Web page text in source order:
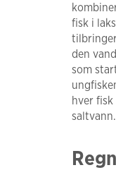
fisk i
den
som
hver
saltvann.